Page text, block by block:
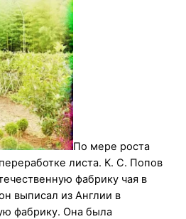
По мере роста
листа. К. С. Попов
фабрику чая в
выписал из Англии в
фабрику. Она была